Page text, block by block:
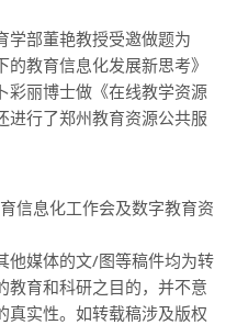
部董艳教授受邀做题为
的教育信息化发展新思考》
彩丽博士做《在线教学资源
进行了郑州教育资源公共服
信息化工作会及数字教育资
他媒体的文/图等稿件均为转
教育和科研之目的，并不意
真实性。如转载稿涉及版权